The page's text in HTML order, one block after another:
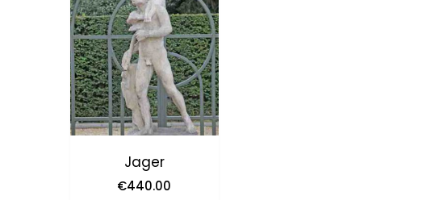
Jager
€440.00